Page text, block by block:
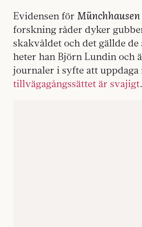
Evidensen för
forskning råder dyker
skakvåldet och det gällde
heter han Björn Lundin och
journaler i syfte att
tillvägagångssättet är svajigt.